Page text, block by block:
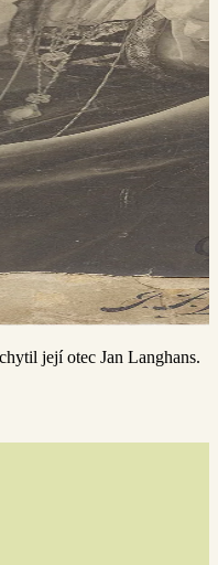
její otec Jan Langhans.